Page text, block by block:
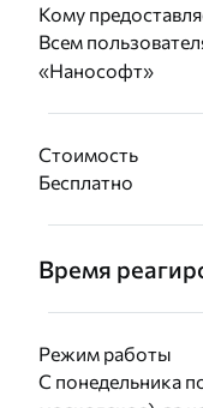
Кому
Всем
«Нанософт»
Стоимость
Бесплатно
Время
Режим работы
С понедельника